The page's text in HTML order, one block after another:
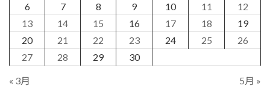
6
7 8 9 10 11
12
13
14 15 16 17 18
19
20
21 22 23 24 25
26
27
28 29 30
« 3月 5月 »